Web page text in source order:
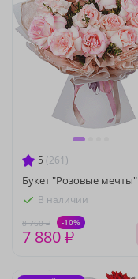
5 (261)
Букет "Розовые мечты"
В наличии
8 760 ₽ -10%
7 880 ₽